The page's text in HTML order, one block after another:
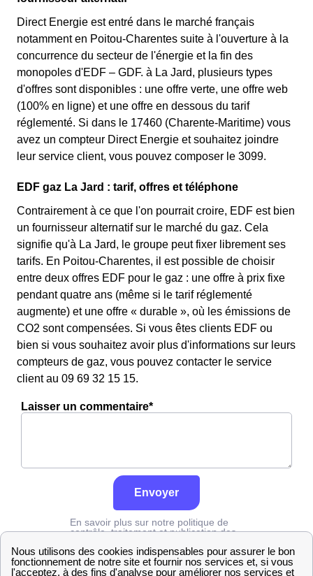
Direct Energie est entré dans le marché français
notamment en Poitou-Charentes suite à l'ouverture à la
concurrence du secteur de l'énergie et la fin des
monopoles d'EDF – GDF. à La Jard, plusieurs types
d'offres sont disponibles : une offre verte, une offre web
(100% en ligne) et une offre en dessous du tarif
réglementé. Si dans le 17460 (Charente-Maritime) vous
avez un compteur Direct Energie et souhaitez joindre
leur service client, vous pouvez composer le 3099.
EDF gaz La Jard : tarif, offres et téléphone
Contrairement à ce que l'on pourrait croire, EDF est bien
un fournisseur alternatif sur le marché du gaz. Cela
signifie qu'à La Jard, le groupe peut fixer librement ses
tarifs. En Poitou-Charentes, il est possible de choisir
entre deux offres EDF pour le gaz : une offre à prix fixe
pendant quatre ans (même si le tarif réglementé
augmente) et une offre « durable », où les émissions de
CO2 sont compensées. Si vous êtes clients EDF ou
bien si vous souhaitez avoir plus d'informations sur leurs
compteurs de gaz, vous pouvez contacter le service
client au 09 69 32 15 15.
Laisser un commentaire*
Envoyer
En savoir plus sur notre politique de
contrôle, traitement et publication des